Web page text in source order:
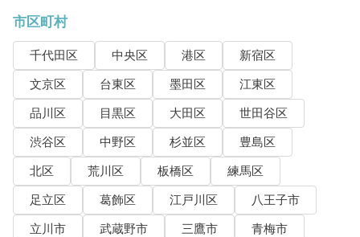
市区町村
千代田区 中央区 港区
新宿区
文京区
台東区 墨田区
江東区
品川区
目黒区 大田区
世田谷区
渋谷区
中野区 杉並区
豊島区
北区
荒川区 板橋区
練馬区
足立区
葛飾区 江戸川区
八王子市
立川市
武蔵野市 三鷹市
青梅市